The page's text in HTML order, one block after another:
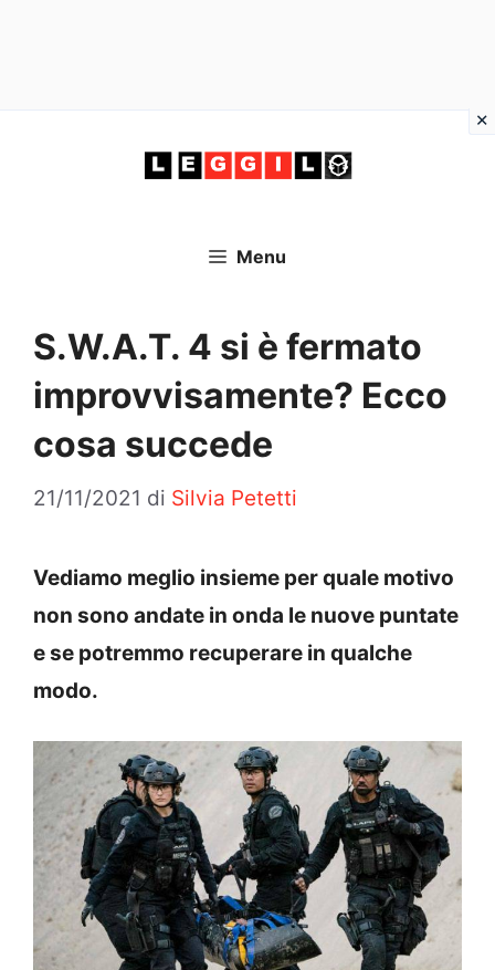
Menu
S.W.A.T. 4 si è fermato
improvvisamente? Ecco
cosa succede
21/11/2021 di Silvia Petetti
Vediamo meglio insieme per quale motivo
non sono andate in onda le nuove puntate
e se potremmo recuperare in qualche
modo.